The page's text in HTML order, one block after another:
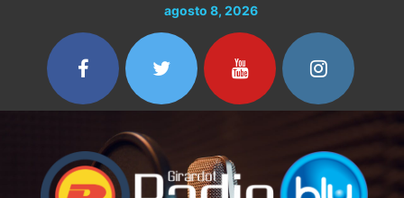
contenido
agosto 8, 2026